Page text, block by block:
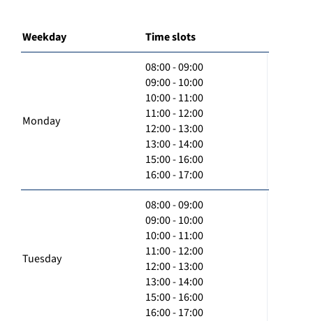
Weekday Time slots
Monday
08:00 - 09:00
09:00 - 10:00
10:00 - 11:00
11:00 - 12:00
12:00 - 13:00
13:00 - 14:00
15:00 - 16:00
16:00 - 17:00
Tuesday
08:00 - 09:00
09:00 - 10:00
10:00 - 11:00
11:00 - 12:00
12:00 - 13:00
13:00 - 14:00
15:00 - 16:00
16:00 - 17:00